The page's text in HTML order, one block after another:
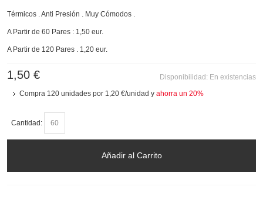
Térmicos . Anti Presión . Muy Cómodos .
A Partir de 60 Pares : 1,50 eur.
A Partir de 120 Pares . 1,20 eur.
Disponibilidad: En existencias
1,50 €
Compra 120 unidades por 1,20 €/unidad y ahorra un 20%
Cantidad:
Añadir al Carrito